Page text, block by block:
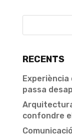
RECENTS
Experiència
passa
confondre